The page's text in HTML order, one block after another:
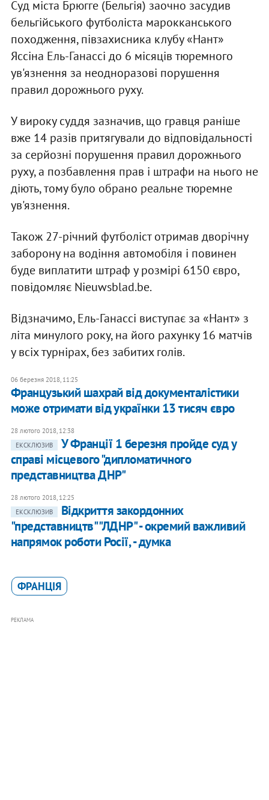
Суд міста Брюгге (Бельгія) заочно засудив
бельгійського футболіста марокканського
походження, півзахисника клубу «Нант»
Яссіна Ель-Ганассі до 6 місяців тюремного
ув'язнення за неодноразові порушення
правил дорожнього руху.
У вироку суддя зазначив, що гравця раніше
вже 14 разів притягували до відповідальності
за серйозні порушення правил дорожнього
руху, а позбавлення прав і штрафи на нього не
діють, тому було обрано реальне тюремне
ув'язнення.
Також 27-річний футболіст отримав дворічну
заборону на водіння автомобіля і повинен
буде виплатити штраф у розмірі 6150 євро,
повідомляє Nieuwsblad.be.
Відзначимо, Ель-Ганассі виступає за «Нант» з
літа минулого року, на його рахунку 16 матчів
у всіх турнірах, без забитих голів.
06 березня 2018, 11:25
Французький шахрай від документалістики
може отримати від українки 13 тисяч євро
28 лютого 2018, 12:38
ЕКСКЛЮЗИВ
У Франції 1 березня пройде суд у
справі місцевого "дипломатичного
представництва ДНР"
28 лютого 2018, 12:25
ЕКСКЛЮЗИВ
Відкриття закордонних
"представництв" "ЛДНР" - окремий важливий
напрямок роботи Росії, - думка
ФРАНЦІЯ
РЕКЛАМА